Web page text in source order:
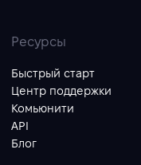
Ресурсы
Быстрый старт
Центр поддержки
Комьюнити
API
Блог